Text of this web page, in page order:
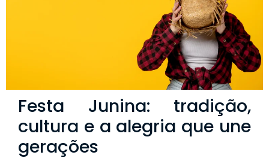
Festa Junina: tradição,
cultura e a alegria que une
gerações